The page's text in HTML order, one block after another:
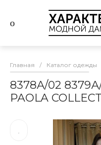
Главная / Каталог одежды
8378А/02
PAOLA